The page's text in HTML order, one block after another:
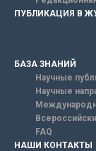
ПУБЛИКАЦИЯ В
БАЗА ЗНАНИЙ
Научные
Научные
FAQ
НАШИ КОНТАКТЫ